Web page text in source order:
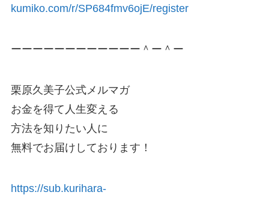
kumiko.com/r/SP684fmv6ojE/register
ーーーーーーーーーーーー＾ー＾ー
栗原久美子公式メルマガ
お金を得て人生変える
方法を知りたい人に
無料でお届けしております！
https://sub.kurihara-